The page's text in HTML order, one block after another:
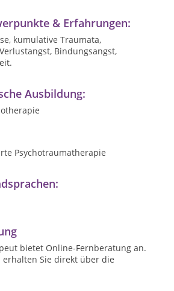
& Erfahrungen:
kumulative Traumata,
Bindungsangst,
Ausbildung:
Psychotraumatherapie
bietet Online-Fernberatung an.
Sie direkt über die